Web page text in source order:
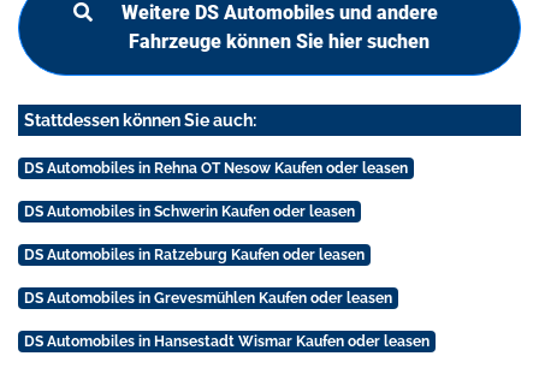
Weitere DS Automobiles und andere
Fahrzeuge können Sie hier suchen
Stattdessen können Sie auch:
DS Automobiles in Rehna OT Nesow Kaufen oder leasen
DS Automobiles in Schwerin Kaufen oder leasen
DS Automobiles in Ratzeburg Kaufen oder leasen
DS Automobiles in Grevesmühlen Kaufen oder leasen
DS Automobiles in Hansestadt Wismar Kaufen oder leasen